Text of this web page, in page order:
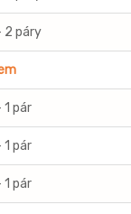
2 páry
1 pár
1 pár
1 pár